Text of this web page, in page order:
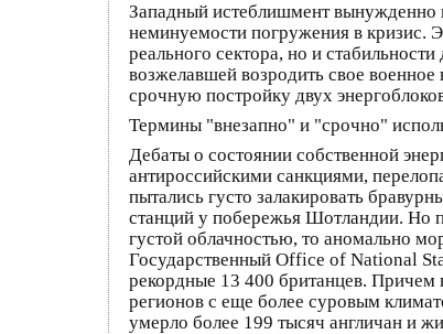
Западный истеблишмент вынужденно
неминуемости погружения в кризис.
реального сектора, но и
возжелавшей возродить свое
срочную постройку двух
Термины "внезапно" и "срочно"
Дебаты о состоянии собственной
антироссийскими санкциями,
пытались густо залакировать
станций у побережья Шотландии. Но
густой облачностью, то аномально
Государственный Office of National
рекордные 13 400 британцев.
регионов с еще более суровым
умерло более 199 тысяч англичан и